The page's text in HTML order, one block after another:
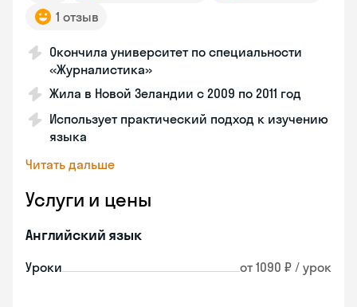
1 отзыв
Окончила университет по специальности
«Журналистика»
Жила в Новой Зеландии с 2009 по 2011 год
Использует практический подход к изучению
языка
Читать дальше
Услуги и цены
Английский язык
Уроки от 1090 ₽ / урок